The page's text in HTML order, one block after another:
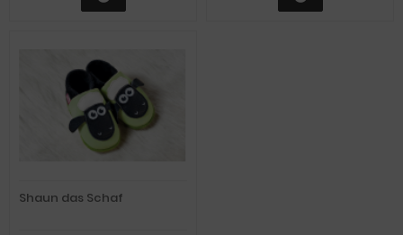
Shaun das Schaf